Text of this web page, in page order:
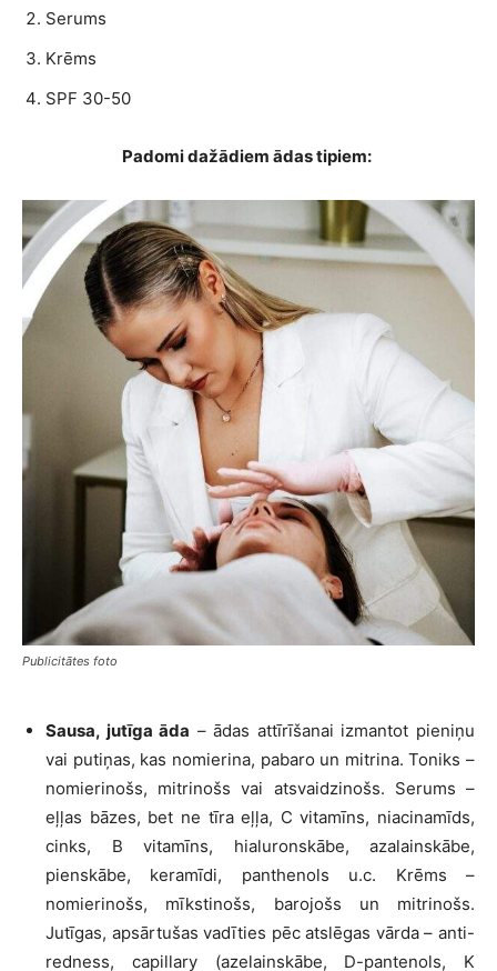
Serums
Krēms
SPF 30-50
Padomi dažādiem ādas tipiem:
Publicitātes foto
Sausa, jutīga āda – ādas attīrīšanai izmantot pieniņu
vai putiņas, kas nomierina, pabaro un mitrina. Toniks –
nomierinošs, mitrinošs vai atsvaidzinošs. Serums –
eļļas bāzes, bet ne tīra eļļa, C vitamīns, niacinamīds,
cinks, B vitamīns, hialuronskābe, azalainskābe,
pienskābe, keramīdi, panthenols u.c. Krēms –
nomierinošs, mīkstinošs, barojošs un mitrinošs.
Jutīgas, apsārtušas vadīties pēc atslēgas vārda – anti-
redness, capillary (azelainskābe, D-pantenols, K